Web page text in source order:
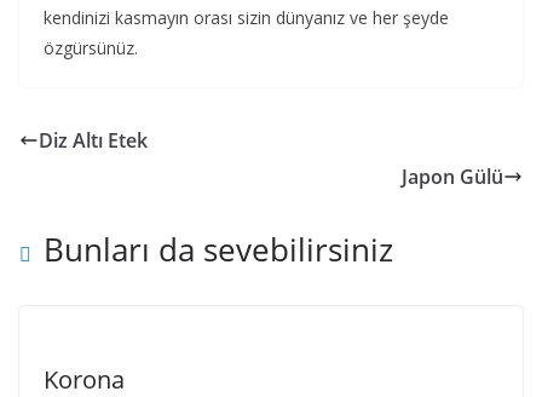
kendinizi kasmayın orası sizin dünyanız ve her şeyde
özgürsünüz.
Diz Altı Etek
Japon Gülü
Bunları da sevebilirsiniz
Korona